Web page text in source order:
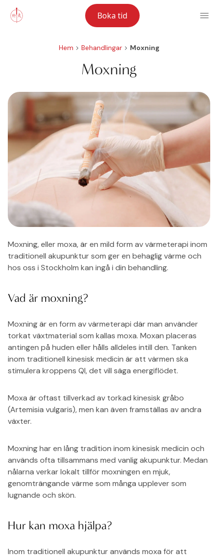
Boka tid
Hem Behandlingar Moxning
Moxning
Moxning, eller moxa, är en mild form av värmeterapi inom
traditionell akupunktur som ger en behaglig värme och
hos oss i Stockholm kan ingå i din behandling.
Vad är moxning?
Moxning är en form av värmeterapi där man använder
torkat växtmaterial som kallas moxa. Moxan placeras
antingen på huden eller hålls alldeles intill den. Tanken
inom traditionell kinesisk medicin är att värmen ska
stimulera kroppens QI, det vill säga energiflödet.
Moxa är oftast tillverkad av torkad kinesisk gråbo
(Artemisia vulgaris), men kan även framställas av andra
växter.
Moxning har en lång tradition inom kinesisk medicin och
används ofta tillsammans med vanlig akupunktur. Medan
nålarna verkar lokalt tillför moxningen en mjuk,
genomträngande värme som många upplever som
lugnande och skön.
Hur kan moxa hjälpa?
Inom traditionell akupunktur används moxa för att